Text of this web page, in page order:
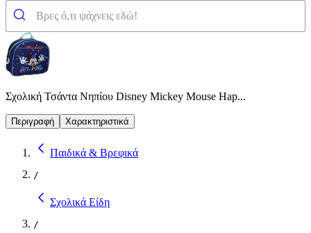
Σχολική Τσάντα Νηπίου Disney Mickey Mouse Hap...
Περιγραφή Χαρακτηριστικά
Παιδικά & Βρεφικά
/
Σχολικά Είδη
/